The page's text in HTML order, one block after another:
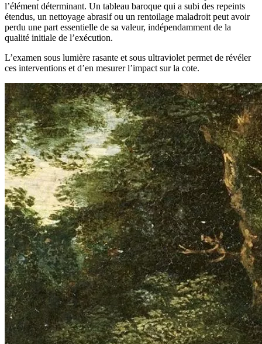
l’élément déterminant. Un tableau baroque qui a subi des repeints
étendus, un nettoyage abrasif ou un rentoilage maladroit peut avoir
perdu une part essentielle de sa valeur, indépendamment de la
qualité initiale de l’exécution.
L’examen sous lumière rasante et sous ultraviolet permet de révéler
ces interventions et d’en mesurer l’impact sur la cote.